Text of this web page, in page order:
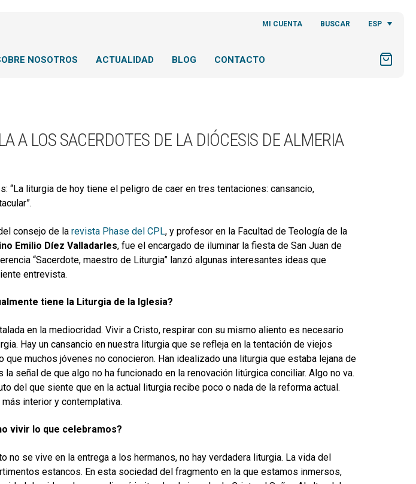
MI CUENTA BUSCAR ESP
NOSOTROS ACTUALIDAD BLOG CONTACTO
A LOS SACERDOTES DE LA DIÓCESIS DE ALMERIA
“La liturgia de hoy tiene el peligro de caer en tres tentaciones: cansancio,
consejo de larevista Phase del CPL, y profesor en la Facultad de Teología de la
Emilio Díez Valladarles, fue el encargado de iluminar la fiesta de San Juan de
“Sacerdote, maestro de Liturgia” lanzó algunas interesantes ideas que
entrevista.
tiene la Liturgia de la Iglesia?
en la mediocridad. Vivir a Cristo, respirar con su mismo aliento es necesario
Hay un cansancio en nuestra liturgia que se refleja en la tentación de viejos
muchos jóvenes no conocieron. Han idealizado una liturgia que estaba lejana de
señal de que algo no ha funcionado en la renovación litúrgica conciliar. Algo no va.
del que siente que en la actual liturgia recibe poco o nada de la reforma actual.
interior y contemplativa.
vivir lo que celebramos?
no se vive en la entrega a los hermanos, no hay verdadera liturgia. La vida del
estancos. En esta sociedad del fragmento en la que estamos inmersos,